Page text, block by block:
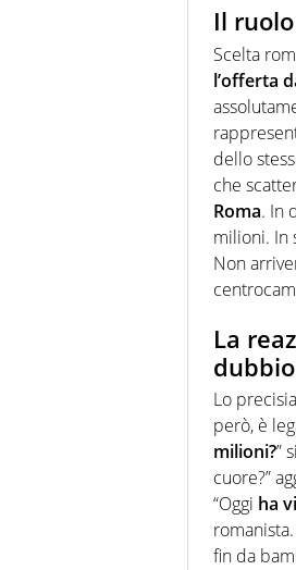
Il
Scelta
l’offerta
dello
che
Roma. In
milioni. In
Non
La
dubbio
Lo
però, è
milioni?”
cuore?”
“Oggi ha
fin da